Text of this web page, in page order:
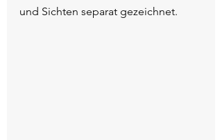
und Sichten separat gezeichnet.